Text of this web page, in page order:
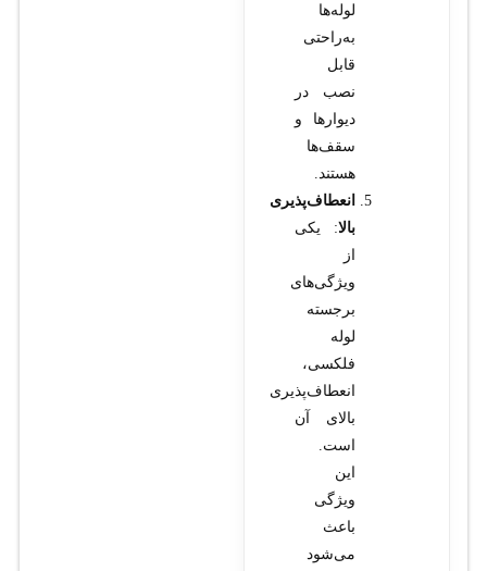
لوله‌ها
به‌راحتی
قابل
نصب در
دیوارها و
سقف‌ها
هستند.
انعطاف‌پذیری
بالا: یکی
از
ویژگی‌های
برجسته
لوله
فلکسی،
انعطاف‌پذیری
بالای آن
است.
این
ویژگی
باعث
می‌شود